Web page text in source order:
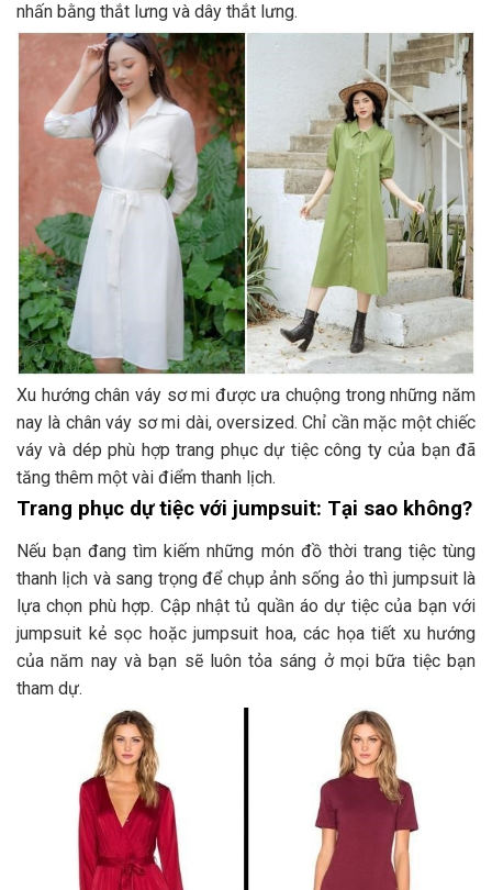
nhấn bằng thắt lưng và dây thắt lưng.
Xu hướng chân váy sơ mi được ưa chuộng trong những năm
nay là chân váy sơ mi dài, oversized. Chỉ cần mặc một chiếc
váy và dép phù hợp trang phục dự tiệc công ty của bạn đã
tăng thêm một vài điểm thanh lịch.
Trang phục dự tiệc với jumpsuit: Tại sao không?
Nếu bạn đang tìm kiếm những món đồ thời trang tiệc tùng
thanh lịch và sang trọng để chụp ảnh sống ảo thì jumpsuit là
lựa chọn phù hợp. Cập nhật tủ quần áo dự tiệc của bạn với
jumpsuit kẻ sọc hoặc jumpsuit hoa, các họa tiết xu hướng
của năm nay và bạn sẽ luôn tỏa sáng ở mọi bữa tiệc bạn
tham dự.